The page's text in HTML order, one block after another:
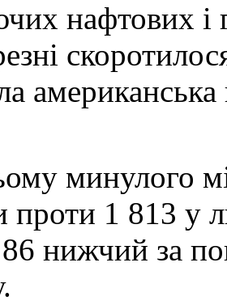
нафтових і
минулого
проти 1 813 у
нижчий за